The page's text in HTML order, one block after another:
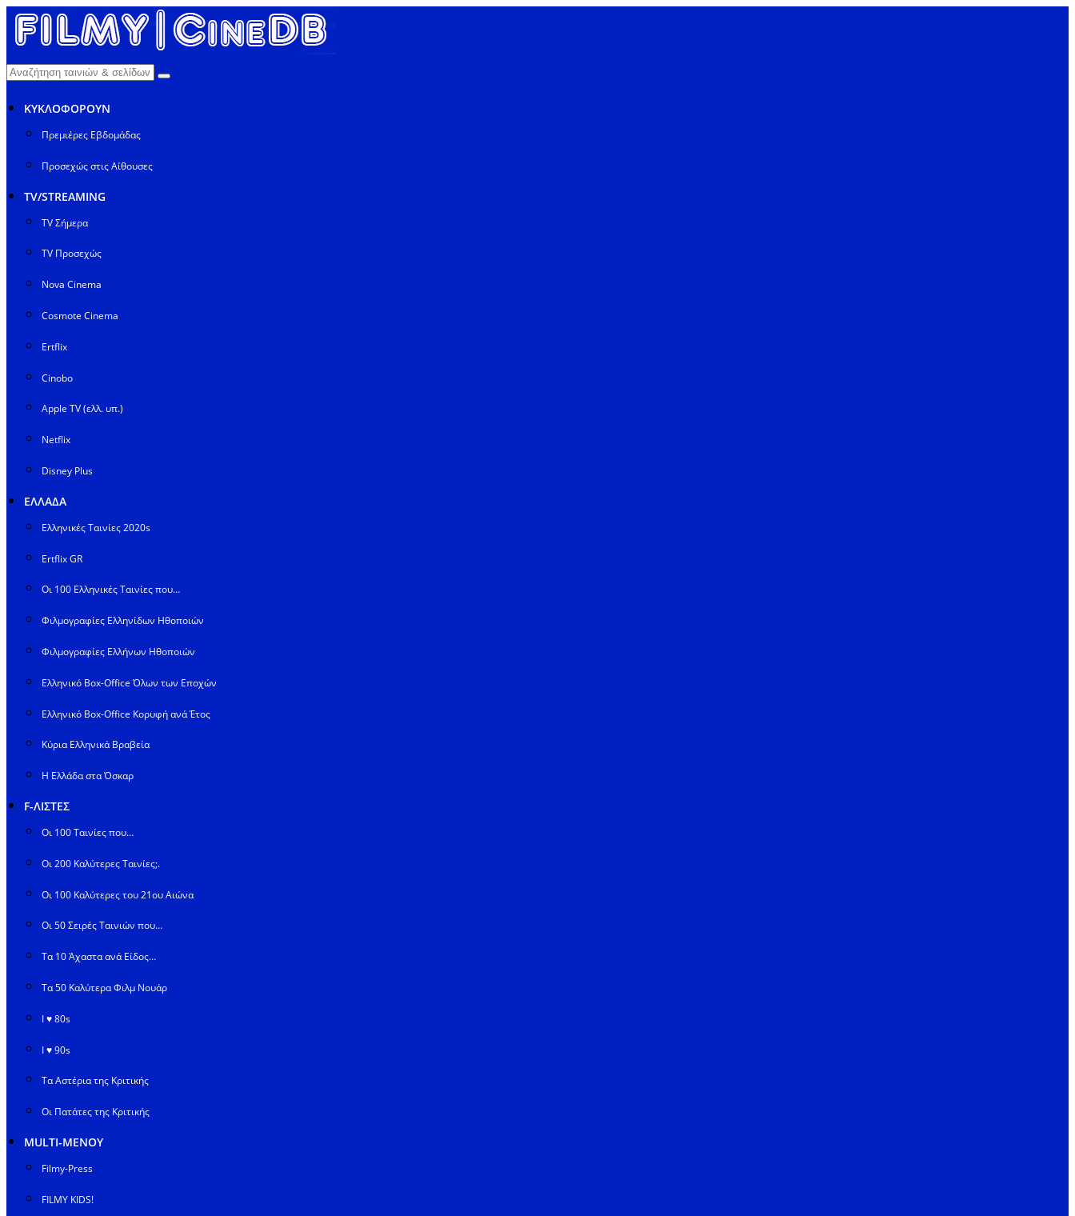
ΚΥΚΛΟΦΟΡΟΥΝ
Πρεμιέρες Εβδομάδας
Προσεχώς στις Αίθουσες
TV/STREAMING
TV Σήμερα
TV Προσεχώς
Nova Cinema
Cosmote Cinema
Ertflix
Cinobo
Apple TV (ελλ. υπ.)
Netflix
Disney Plus
ΕΛΛΑΔΑ
Ελληνικές Ταινίες 2020s
Ertflix GR
Οι 100 Ελληνικές Ταινίες που…
Φιλμογραφίες Ελληνίδων Ηθοποιών
Φιλμογραφίες Ελλήνων Ηθοποιών
Ελληνικό Box-Office Όλων των Εποχών
Ελληνικό Box-Office Κορυφή ανά Έτος
Κύρια Ελληνικά Βραβεία
Η Ελλάδα στα Όσκαρ
F-ΛΙΣΤΕΣ
Οι 100 Ταινίες που…
Οι 200 Καλύτερες Ταινίες;.
Οι 100 Καλύτερες του 21ου Αιώνα
Οι 50 Σειρές Ταινιών που…
Τα 10 Άχαστα ανά Είδος…
Τα 50 Καλύτερα Φιλμ Νουάρ
I ♥ 80s
I ♥ 90s
Τα Αστέρια της Κριτικής
Οι Πατάτες της Κριτικής
MULTI-ΜΕΝΟΥ
Filmy-Press
FILMY KIDS!